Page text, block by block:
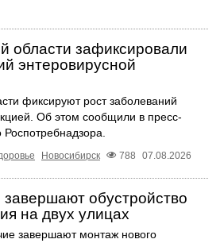
области зафиксировали
энтеровирусной
фиксируют рост заболеваний
Об этом сообщили в пресс-
Новосибирск 788 07.08.2026
обустройство
на двух улицах
завершают монтаж нового